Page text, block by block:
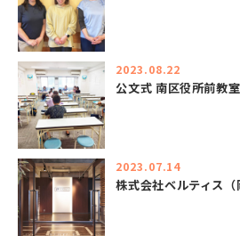
2023.08.22
公文式 南区役所前教
2023.07.14
株式会社ベルティス（